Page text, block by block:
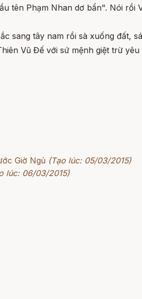
tên Phạm Nhan dơ bẩn". Nói rồi
sang tây nam rồi sà xuống đất,
Vũ Đế với sứ mệnh giệt trừ yêu
Giờ Ngủ (Tạo lúc: 05/03/2015)
lúc: 06/03/2015)